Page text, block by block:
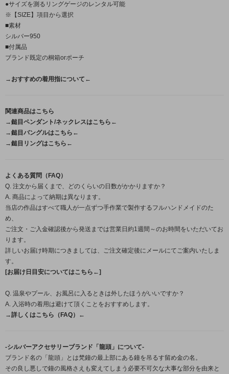
●サイズを測るリングゲージのレンタル可能
※【SIZE】項目から選択
■素材
シルバー950
■付属品
ブランド既定の桐箱orポーチ
→おすすめの着用指について←
関連商品はこちら
→鎚目ペンダント/ネックレスはこちら←
→鎚目バングルはこちら←
→鎚目リングはこちら←
よくある質問（FAQ）
Q. 注文から届くまで、どのくらいの日数がかかりますか？
A. 商品によって納期は異なります。
当店の作品はすべて職人が一点ずつ手作業で製作するフルハンドメイドのた
め、
ご注文・ご入金確認後から発送までは営業日約1週間～のお時間をいただいてお
ります。
詳しいお届け時期につきましては、ご注文確定後にメールにてご案内いたしま
す。
[お届け日目安についてはこちら←]
Q. 温泉やプール、お風呂に入るときは外したほうがいいですか？
A. 入浴時の着用は避けて頂くことをおすすめします。
→詳しくはこちら（FAQ）←
-シルバーアクセサリーブランド「龍頭」について-
ブランド名の「龍頭」とは梵鐘の最上部にある鐘を吊るす留め金の名。
その良し悪しで鐘の風格さえも変えてしまう必要不可欠な大事な部分を由来と